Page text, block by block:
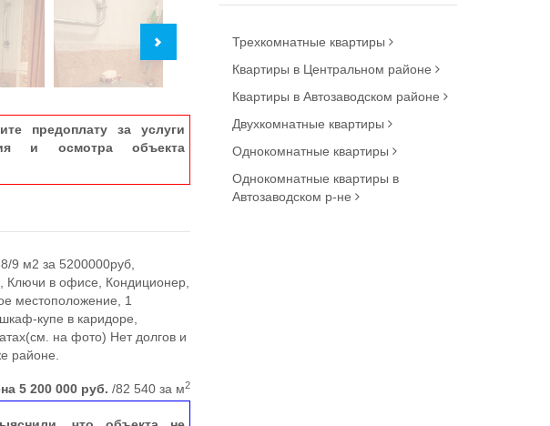
предоплату за услуги
и осмотра объекта
9 м2 за 5200000руб,
Ключи в офисе, Кондиционер,
местоположение, 1
купе в каридоре,
на фото) Нет долгов и
районе.
5 200 000 руб. /82 540 за м2
Трехкомнатные квартиры
Квартиры в Центральном районе
Квартиры в Автозаводском районе
Двухкомнатные квартиры
Однокомнатные квартиры
Однокомнатные квартиры в
Автозаводском р-не